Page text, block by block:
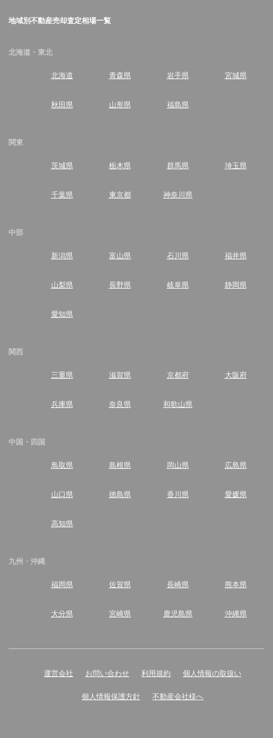
地域別不動産売却査定相場一覧
北海道・東北
北海道 青森県 岩手県 宮城県
秋田県 山形県 福島県
関東
茨城県 栃木県 群馬県 埼玉県
千葉県 東京都 神奈川県
中部
新潟県 富山県 石川県 福井県
山梨県 長野県 岐阜県 静岡県
愛知県
関西
三重県 滋賀県 京都府 大阪府
兵庫県 奈良県 和歌山県
中国・四国
鳥取県 島根県 岡山県 広島県
山口県 徳島県 香川県 愛媛県
高知県
九州・沖縄
福岡県 佐賀県 長崎県 熊本県
大分県 宮崎県 鹿児島県 沖縄県
運営会社 お問い合わせ 利用規約 個人情報の取扱い
個人情報保護方針 不動産会社様へ